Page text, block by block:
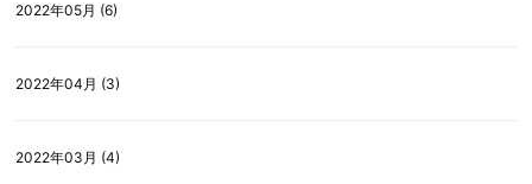
2022年05月 (6)
2022年04月 (3)
2022年03月 (4)